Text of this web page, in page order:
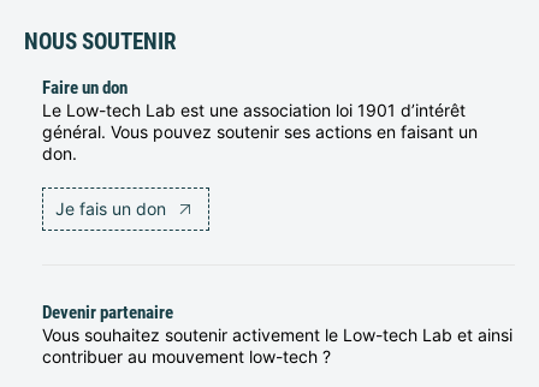
NOUS SOUTENIR
Faire un don
Le Low-tech Lab est une association loi 1901 d’intérêt
général. Vous pouvez soutenir ses actions en faisant un
don.
Je fais un don
Devenir partenaire
Vous souhaitez soutenir activement le Low-tech Lab et ainsi
contribuer au mouvement low-tech ?